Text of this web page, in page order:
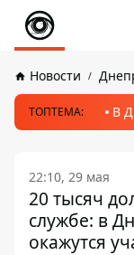
Новости
ТОПТЕМА: В
22:10, 29 мая
20 тысяч
службе: в
окажутся